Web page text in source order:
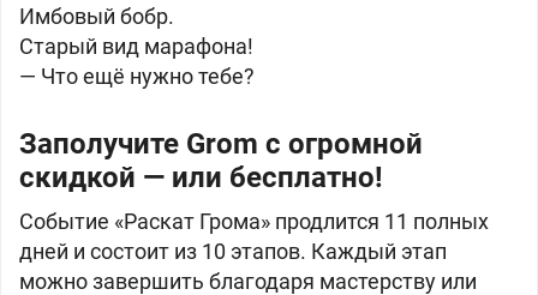
Имбовый бобр.
Старый вид марафона!
— Что ещё нужно тебе?
Заполучите Grom с огромной
скидкой — или бесплатно!
Событие «Раскат Грома» продлится 11 полных
дней и состоит из 10 этапов. Каждый этап
можно завершить благодаря мастерству или